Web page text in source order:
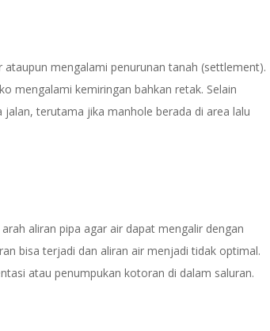
mengalami penurunan tanah (settlement).
mengalami kemiringan bahkan retak. Selain
terutama jika manhole berada di area lalu
aliran pipa agar air dapat mengalir dengan
bisa terjadi dan aliran air menjadi tidak optimal.
atau penumpukan kotoran di dalam saluran.